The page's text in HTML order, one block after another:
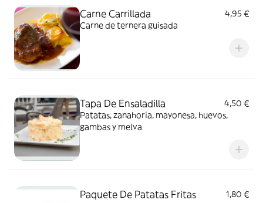
Carne Carrillada
4,95 €
Carne de ternera guisada
Tapa De Ensaladilla
4,50 €
Patatas, zanahoria, mayonesa, huevos,
gambas y melva
Paquete De Patatas Fritas 1,80 €